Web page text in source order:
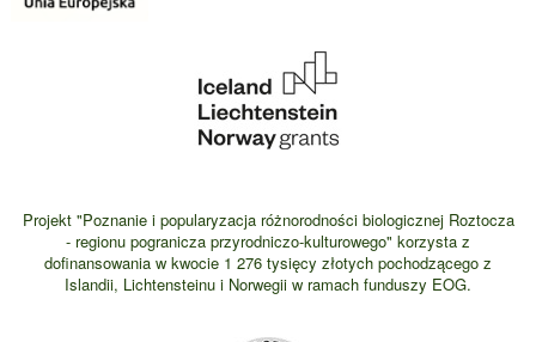
Projekt "Poznanie i popularyzacja różnorodności biologicznej Roztocza
- regionu pogranicza przyrodniczo-kulturowego" korzysta z
dofinansowania w kwocie 1 276 tysięcy złotych pochodzącego z
Islandii, Lichtensteinu i Norwegii w ramach funduszy EOG.